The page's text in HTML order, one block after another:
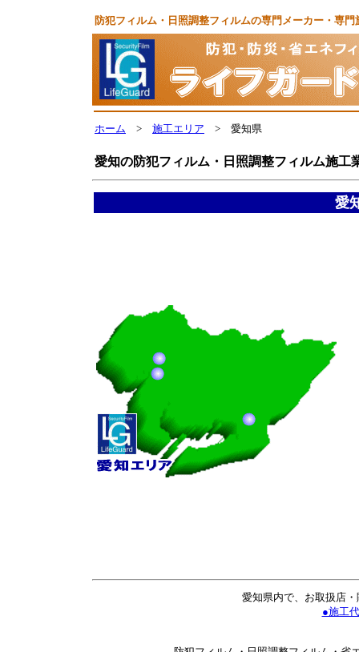
防犯フィルム・日照調整フィルムの専門メーカー・専
ホーム > 施工エリア > 愛知県
愛知の防犯フィルム・日照調整フィルム施工
愛
愛知県内で、お取扱店
●施工